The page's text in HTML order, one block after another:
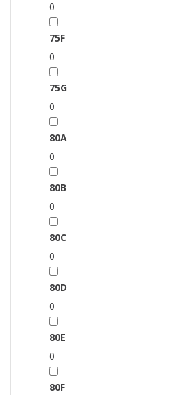
0
75F
0
75G
0
80A
0
80B
0
80C
0
80D
0
80E
0
80F